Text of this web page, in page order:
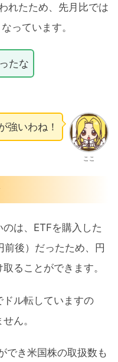
れたため、先月比では
なっています。
たな
ここ
強いわね！
は、ETFを購入した
後）だったため、円
ることができます。
ドル転していますの
ん。
でき米国株の取扱数も